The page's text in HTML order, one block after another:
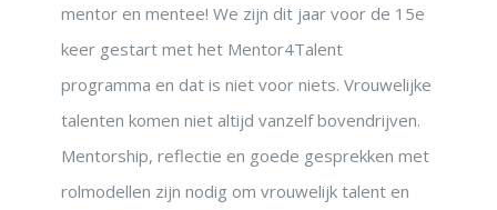
mentor en mentee! We zijn dit jaar voor de 15e
keer gestart met het Mentor4Talent
programma en dat is niet voor niets. Vrouwelijke
talenten komen niet altijd vanzelf bovendrijven.
Mentorship, reflectie en goede gesprekken met
rolmodellen zijn nodig om vrouwelijk talent en